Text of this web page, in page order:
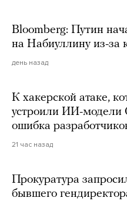
Bloomberg: Путин
на Набиуллину из-за
день назад
К хакерской атаке,
устроили ИИ-модели
ошибка
21 час назад
Прокуратура
бывшего